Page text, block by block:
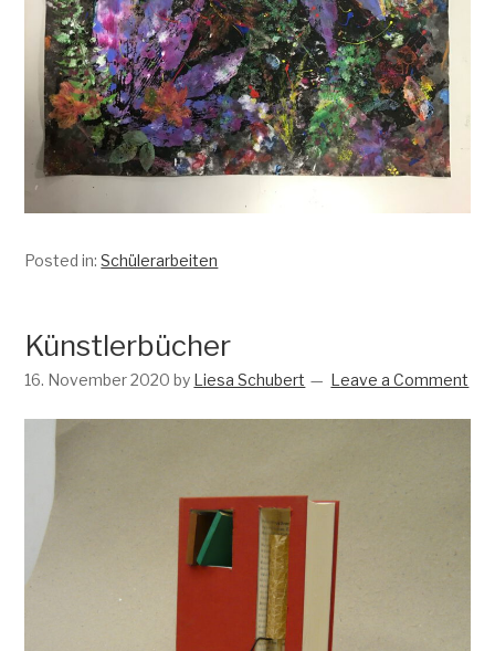
Posted in:Schülerarbeiten
Künstlerbücher
16. November 2020 by Liesa Schubert Leave a Comment